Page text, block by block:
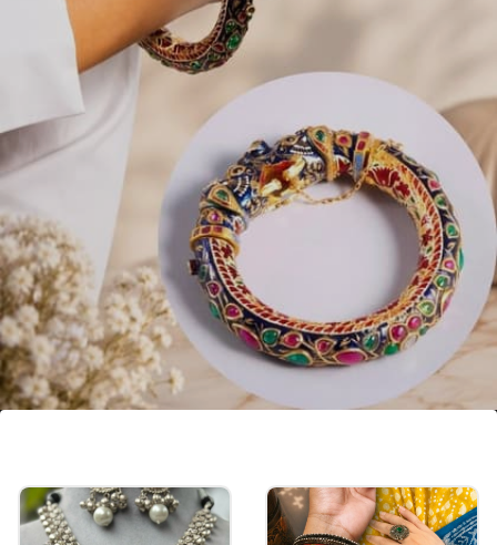
पोल्की मीनाकारी हाथी बैंगल की ये खूबसूरत डिजाइन रॉयल और
क्लासी फील देगी। इसे आप ग्लास बैंगल या फिर बिना ग्लास बैंगल